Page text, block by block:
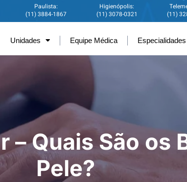
Paulista:
(11) 3884-1867
Higienópolis:
(11) 3078-0321
(11)
Unidades Equipe Médica Especialidades
– Quais São os
Pele?